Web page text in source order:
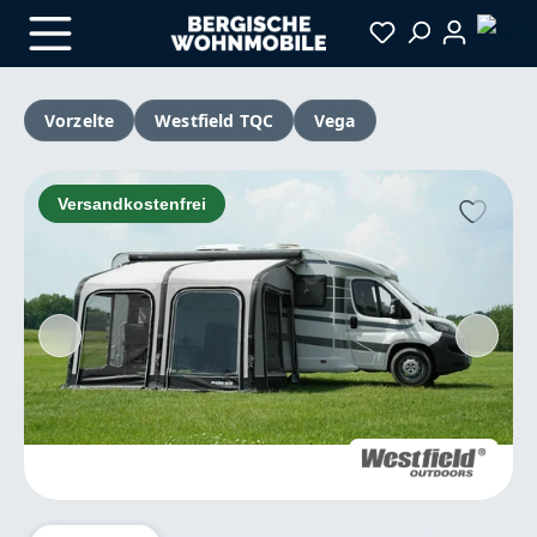
Zum Hauptinhalt springen
Vorzelte
Westfield TQC Vega
Bildergalerie überspringen
Versandkostenfrei